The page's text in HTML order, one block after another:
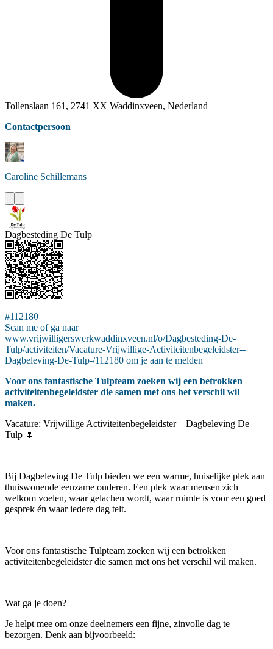
Tollenslaan 161, 2741 XX Waddinxveen, Nederland
Contactpersoon
Caroline Schillemans
Dagbesteding De Tulp
#112180
Scan me of ga naar
www.vrijwilligerswerkwaddinxveen.nl/o/Dagbesteding-De-
Tulp/activiteiten/Vacature-Vrijwillige-Activiteitenbegeleidster--
Dagbeleving-De-Tulp-/112180 om je aan te melden
Voor ons fantastische Tulpteam zoeken wij een betrokken
activiteitenbegeleidster die samen met ons het verschil wil
maken.
Vacature: Vrijwillige Activiteitenbegeleidster – Dagbeleving De
Tulp 🌷
Bij Dagbeleving De Tulp bieden we een warme, huiselijke plek aan
thuiswonende eenzame ouderen. Een plek waar mensen zich
welkom voelen, waar gelachen wordt, waar ruimte is voor een goed
gesprek én waar iedere dag telt.
Voor ons fantastische Tulpteam zoeken wij een betrokken
activiteitenbegeleidster die samen met ons het verschil wil maken.
Wat ga je doen?
Je helpt mee om onze deelnemers een fijne, zinvolle dag te
bezorgen. Denk aan bijvoorbeeld: